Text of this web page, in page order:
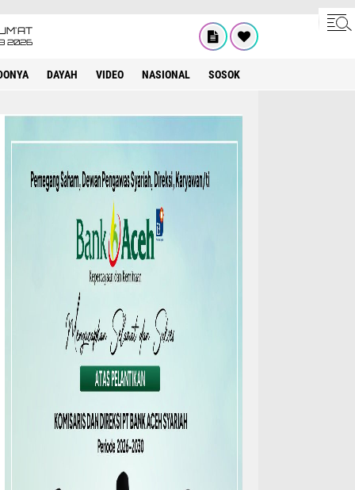
2026
DAYAH VIDEO NASIONAL SOSOK